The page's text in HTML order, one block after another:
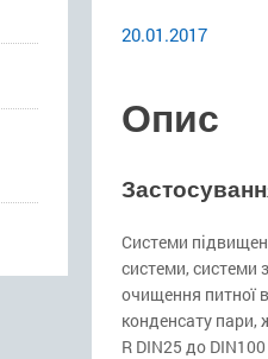
20.01.2017
Опис
Системи
системи, системи
очищення питної
конденсату пари,
R DIN25 до DIN100